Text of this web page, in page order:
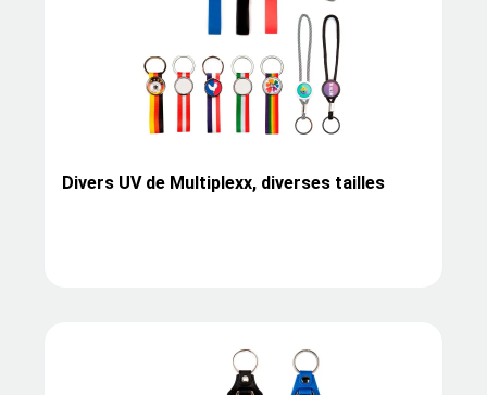
Divers UV de Multiplexx, diverses tailles